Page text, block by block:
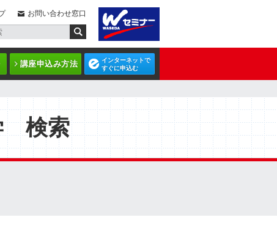
お問い合わせ窓口
講座申込み方法
インターネットで
すぐに申込む
検索